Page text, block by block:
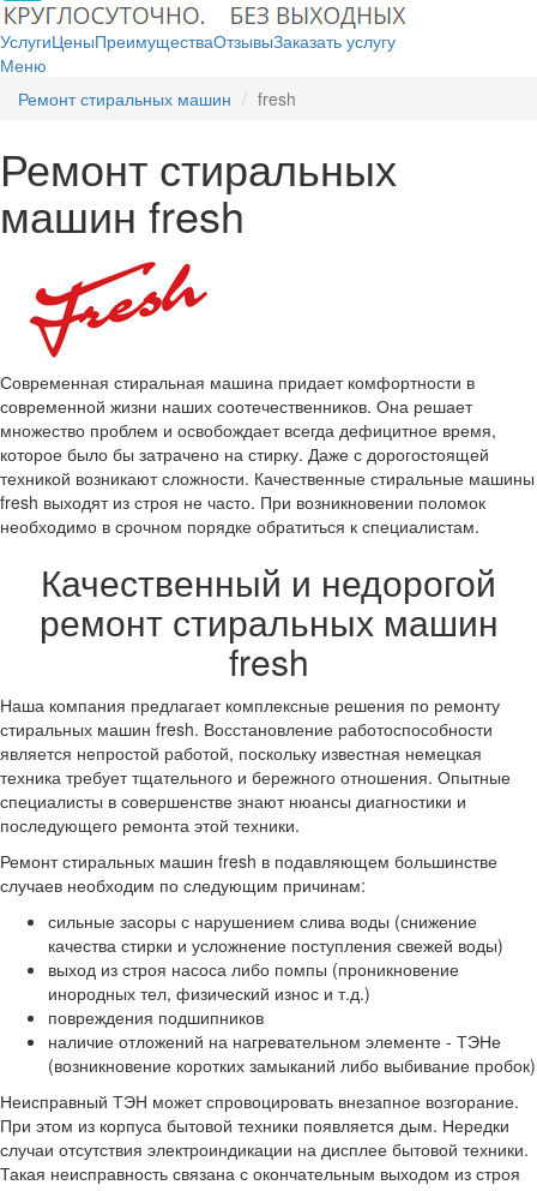
УслугиЦеныПреимуществаОтзывыЗаказать услугу
Меню
Ремонт стиральных машин
fresh
Ремонт стиральных
машин fresh
Современная стиральная машина придает комфортности в
современной жизни наших соотечественников. Она решает
множество проблем и освобождает всегда дефицитное время,
которое было бы затрачено на стирку. Даже с дорогостоящей
техникой возникают сложности. Качественные стиральные машины
fresh выходят из строя не часто. При возникновении поломок
необходимо в срочном порядке обратиться к специалистам.
Качественный и недорогой
ремонт стиральных машин
fresh
Наша компания предлагает комплексные решения по ремонту
стиральных машин fresh. Восстановление работоспособности
является непростой работой, поскольку известная немецкая
техника требует тщательного и бережного отношения. Опытные
специалисты в совершенстве знают нюансы диагностики и
последующего ремонта этой техники.
Ремонт стиральных машин fresh в подавляющем большинстве
случаев необходим по следующим причинам:
сильные засоры с нарушением слива воды (снижение
качества стирки и усложнение поступления свежей воды)
выход из строя насоса либо помпы (проникновение
инородных тел, физический износ и т.д.)
повреждения подшипников
наличие отложений на нагревательном элементе - ТЭНе
(возникновение коротких замыканий либо выбивание пробок)
Неисправный ТЭН может спровоцировать внезапное возгорание.
При этом из корпуса бытовой техники появляется дым. Нередки
случаи отсутствия электроиндикации на дисплее бытовой техники.
Такая неисправность связана с окончательным выходом из строя